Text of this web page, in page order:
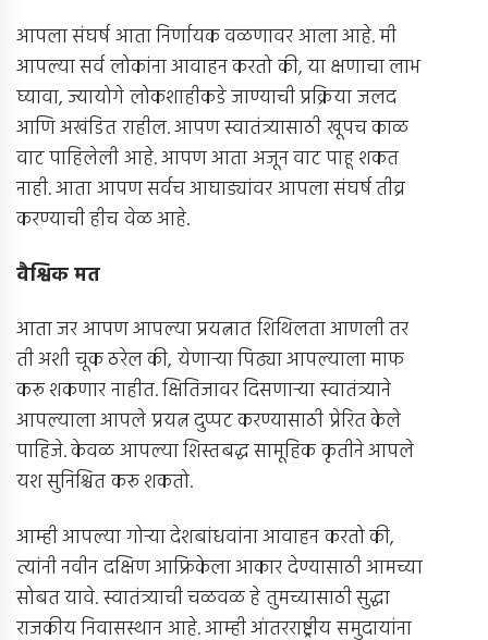
आपला संघर्ष आता निर्णायक वळणावर आला आहे. मी
आपल्या सर्व लोकांना आवाहन करतो की, या क्षणाचा लाभ
घ्यावा, ज्यायोगे लोकशाहीकडे जाण्याची प्रक्रिया जलद
आणि अखंडित राहील. आपण स्वातंत्र्यासाठी खूपच काळ
वाट पाहिलेली आहे. आपण आता अजून वाट पाहू शकत
नाही. आता आपण सर्वच आघाड्यांवर आपला संघर्ष तीव्र
करण्याची हीच वेळ आहे.
वैश्विक मत
आता जर आपण आपल्या प्रयत्नात शिथिलता आणली तर
ती अशी चूक ठरेल की, येणार्‍या पिढ्या आपल्याला माफ
करू शकणार नाहीत. क्षितिजावर दिसणार्‍या स्वातंत्र्याने
आपल्याला आपले प्रयत्न दुप्पट करण्यासाठी प्रेरित केले
पाहिजे. केवळ आपल्या शिस्तबद्ध सामूहिक कृतीने आपले
यश सुनिश्चित करू शकतो.
आम्ही आपल्या गोर्‍या देशबांधवांना आवाहन करतो की,
त्यांनी नवीन दक्षिण आफ्रिकेला आकार देण्यासाठी आमच्या
सोबत यावे. स्वातंत्र्याची चळवळ हे तुमच्यासाठी सुद्धा
राजकीय निवासस्थान आहे. आम्ही आंतरराष्ट्रीय समुदायांना